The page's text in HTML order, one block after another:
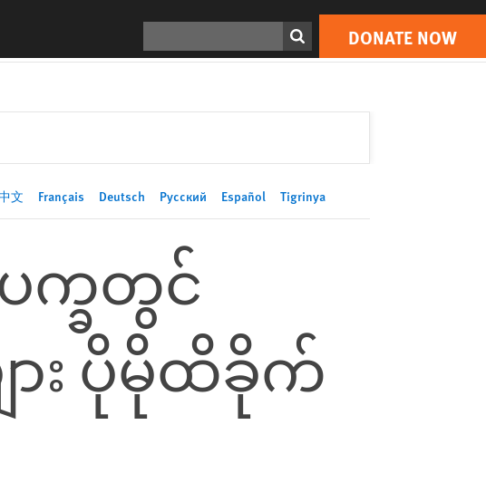
DONATE NOW
Print DONATE NOW
文 Français Deutsch Русский Español Tigrinya
က္ခတွင်
း ပိုမိုထိခိုက်